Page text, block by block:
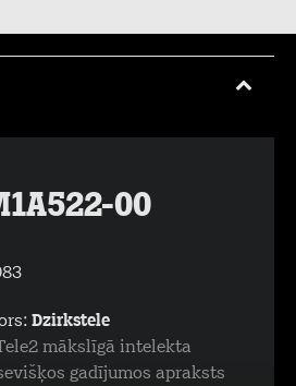
00
Dzirkstele
mākslīgā intelekta
gadījumos apraksts